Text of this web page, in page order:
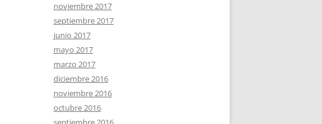
noviembre 2017
septiembre 2017
junio 2017
mayo 2017
marzo 2017
diciembre 2016
noviembre 2016
octubre 2016